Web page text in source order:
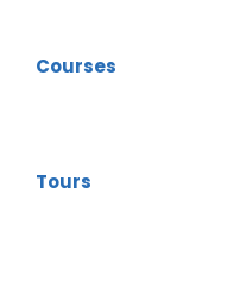
Courses
Tours